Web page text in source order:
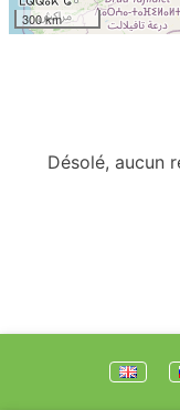
300 km
Désolé, aucun